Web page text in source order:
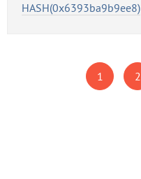
HASH(0x6393ba9b9ee8)
1 2